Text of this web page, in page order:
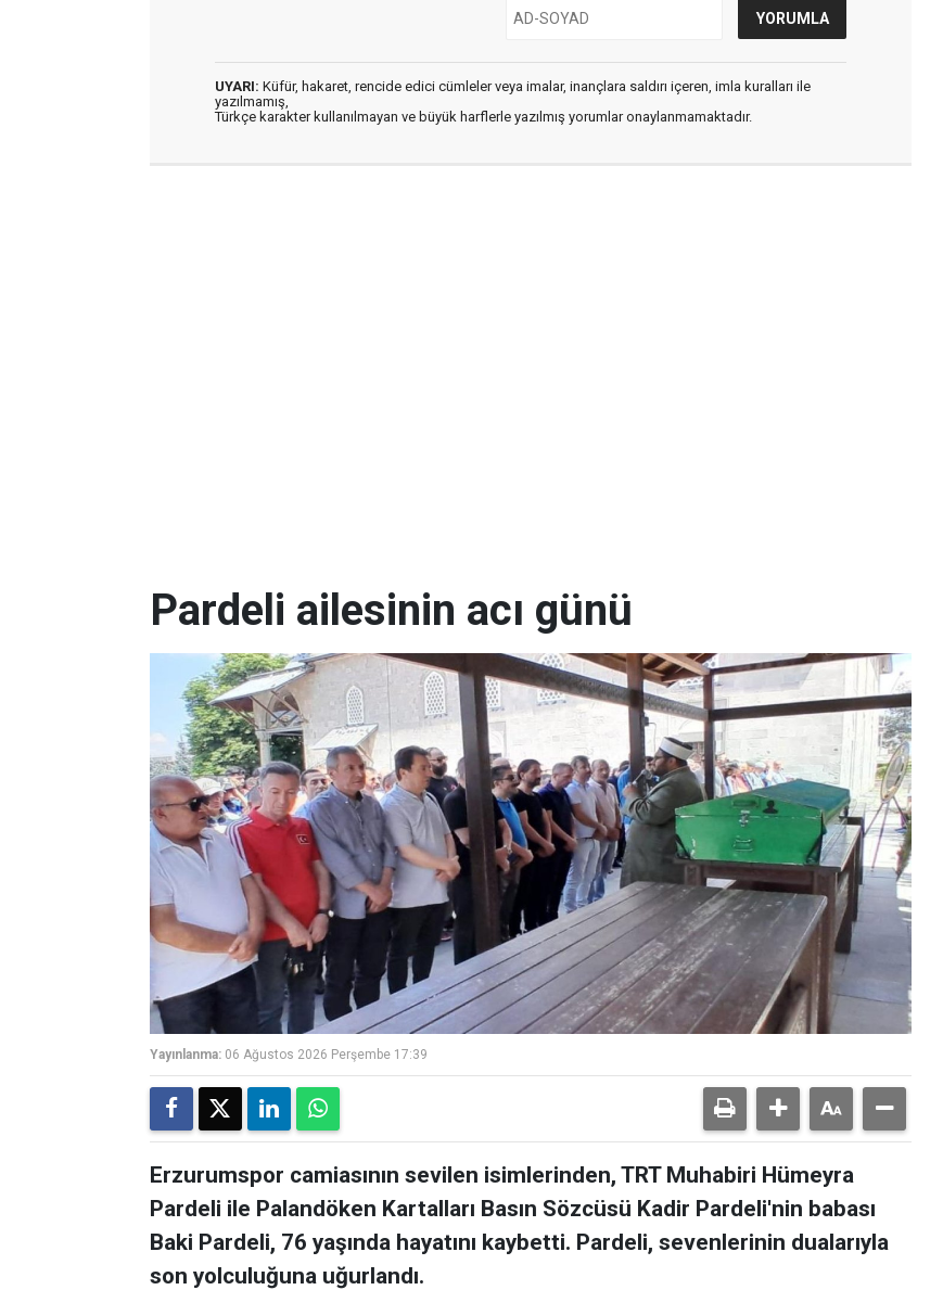
UYARI: Küfür, hakaret, rencide edici cümleler veya imalar, inançlara saldırı içeren, imla kuralları ile
yazılmamış,
Türkçe karakter kullanılmayan ve büyük harflerle yazılmış yorumlar onaylanmamaktadır.
Pardeli ailesinin acı günü
Yayınlanma: 06 Ağustos 2026 Perşembe 17:39
Erzurumspor camiasının sevilen isimlerinden, TRT Muhabiri Hümeyra
Pardeli ile Palandöken Kartalları Basın Sözcüsü Kadir Pardeli'nin babası
Baki Pardeli, 76 yaşında hayatını kaybetti. Pardeli, sevenlerinin dualarıyla
son yolculuğuna uğurlandı.